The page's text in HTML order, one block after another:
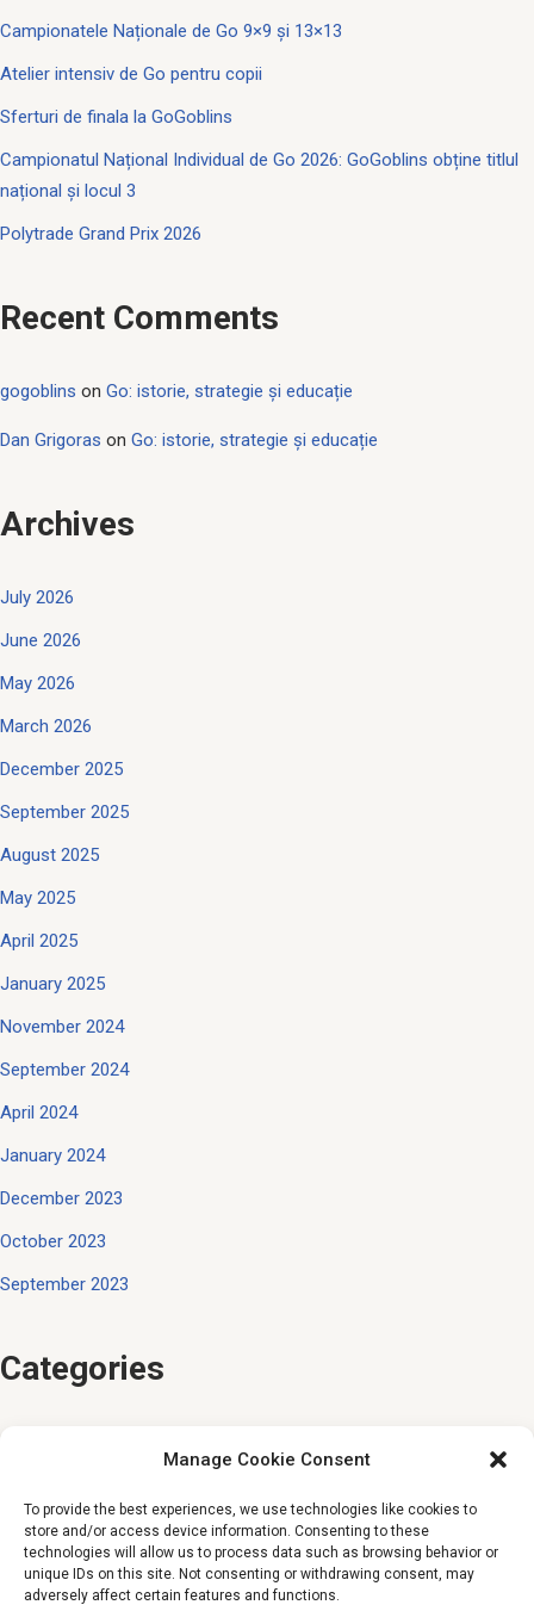
Manage Cookie Consent
To provide the best experiences, we use technologies like cookies to
store and/or access device information. Consenting to these
technologies will allow us to process data such as browsing behavior or
unique IDs on this site. Not consenting or withdrawing consent, may
adversely affect certain features and functions.
Campionatele Naționale de Go 9×9 și 13×13
Atelier intensiv de Go pentru copii
Sferturi de finala la GoGoblins
Campionatul Național Individual de Go 2026: GoGoblins obține titlul
național și locul 3
Polytrade Grand Prix 2026
Recent Comments
gogoblins on Go: istorie, strategie și educație
Dan Grigoras on Go: istorie, strategie și educație
Archives
July 2026
June 2026
May 2026
March 2026
December 2025
September 2025
August 2025
May 2025
April 2025
January 2025
November 2024
September 2024
April 2024
January 2024
December 2023
October 2023
September 2023
Categories
Competitii
Cultură Go
Educație